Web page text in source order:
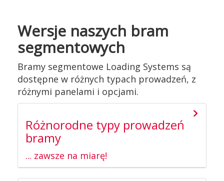
Wersje naszych bram
segmentowych
Bramy segmentowe Loading Systems są
dostępne w różnych typach prowadzeń, z
różnymi panelami i opcjami.
Różnorodne typy prowadzeń
bramy
... zawsze na miarę!